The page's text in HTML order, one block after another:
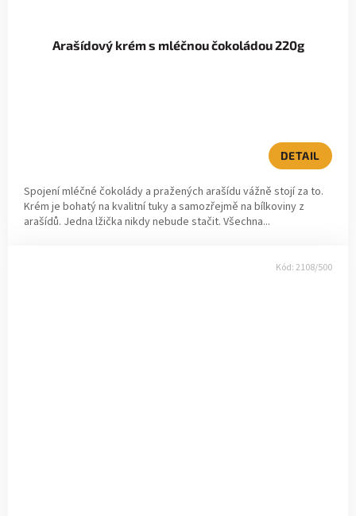
Arašídový krém s mléčnou čokoládou 220g
DETAIL
Spojení mléčné čokolády a pražených arašídu vážně stojí za to.
Krém je bohatý na kvalitní tuky a samozřejmě na bílkoviny z
arašídů. Jedna lžička nikdy nebude stačit. Všechna...
Kód:2108/500